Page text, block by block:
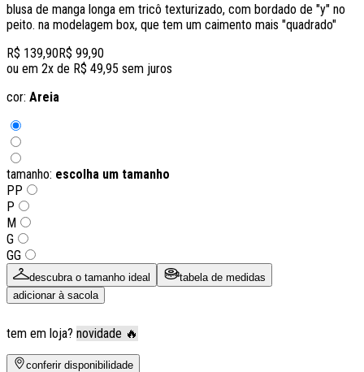
blusa de manga longa em tricô texturizado, com bordado de "y" no
peito. na modelagem box, que tem um caimento mais "quadrado"
R$ 139,90R$ 99,90
ou em 2x de R$ 49,95 sem juros
cor: Areia
tamanho: escolha um tamanho
PP
P
M
G
GG
descubra o tamanho ideal
tabela de medidas
adicionar à sacola
tem em loja? novidade 🔥
conferir disponibilidade